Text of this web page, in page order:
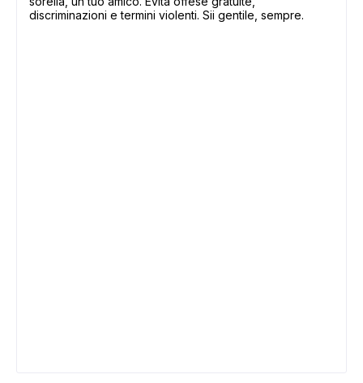
discriminazioni e termini violenti. Sii gentile, sempre.